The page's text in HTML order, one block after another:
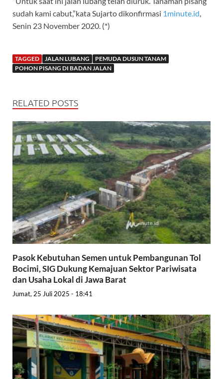
sudah kami cabut,”kata Sujarto dikonfirmasi 1minute.id
Senin 23 November 2020. (*)
TAGGED JALAN LUBANG
PEMUDA DUSUN TANAM
POHON PISANG DI BADAN JALAN
RELATED POSTS
Pasok Kebutuhan Semen untuk Pembangunan Tol
Bocimi, SIG Dukung Kemajuan Sektor Pariwisata
dan Usaha Lokal di Jawa Barat
Jumat, 25 Juli 2025 - 18:41